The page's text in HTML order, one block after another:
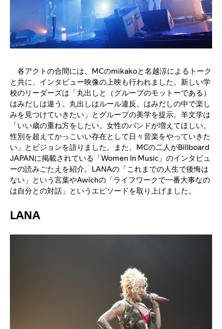
各アクトの合間には、MCのmikakoと名越涼によるトーク
と共に、インタビュー映像の上映も行われました。新しい学
校のリーダーズは「丸出しと（グループのモットーである）
はみだしは違う。丸出しはルール違反。はみだしの中で楽し
みを見つけていきたい」とグループの美学を提示。羊文学は
「いい歳の重ね方をしたい。女性のバンドが増えてほしい。
性別を超えてかっこいい存在として日々音楽をやっていきた
い」とビジョンを語りました。また、MCの二人がBillboard
JAPANに掲載されている「Women In Music」のインタビュ
ーの読みごたえを紹介。LANAの「これまでの人生で後悔は
ない」という言葉やAwichの「ライフワークで一番大事なの
は自分との対話」というエピソードを取り上げました。
LANA